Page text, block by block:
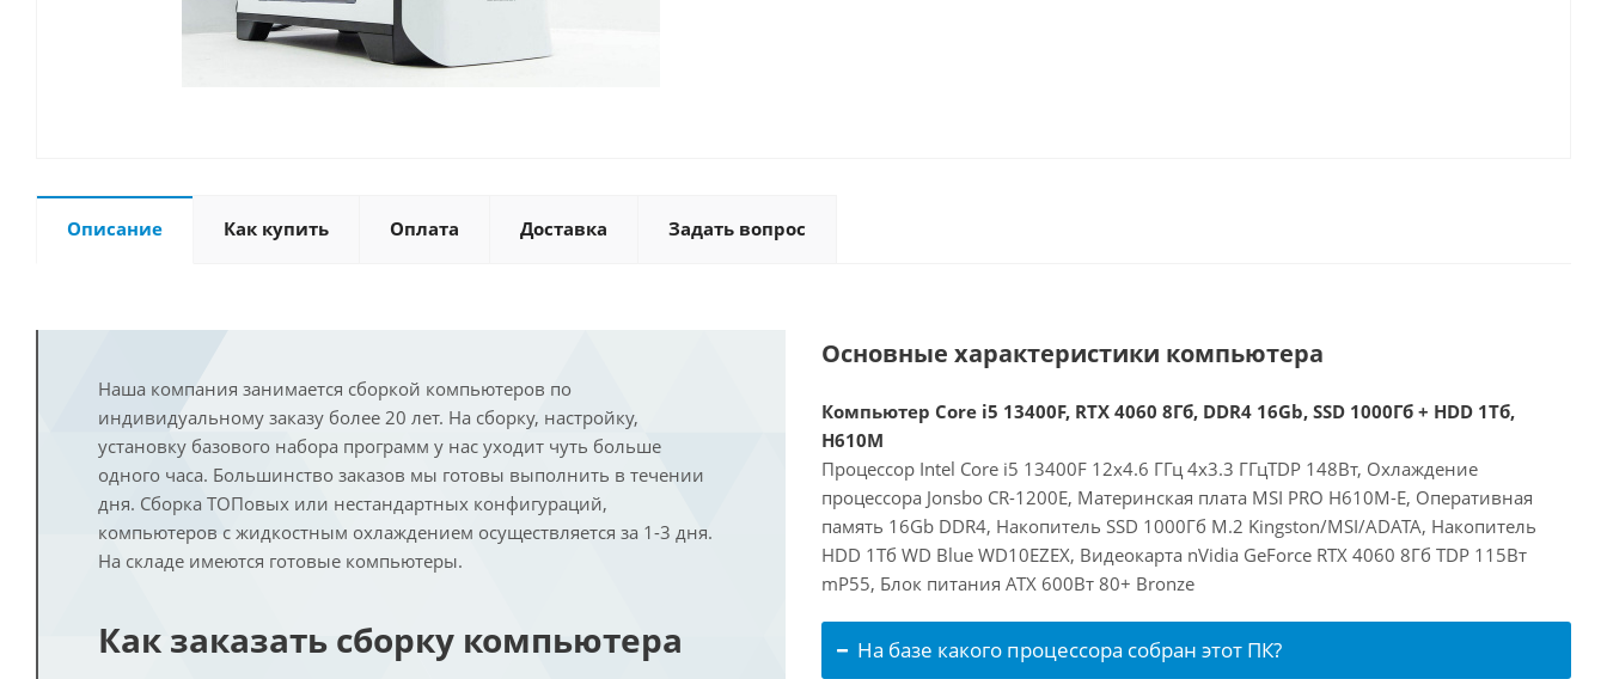
Описание Как купить Оплата Доставка Задать вопрос
Наша компания занимается сборкой компьютеров по
индивидуальному заказу более 20 лет. На сборку, настройку,
установку базового набора программ у нас уходит чуть больше
одного часа. Большинство заказов мы готовы выполнить в течении
дня. Сборка ТОПовых или нестандартных конфигураций,
компьютеров с жидкостным охлаждением осуществляется за 1-3 дня.
На складе имеются готовые компьютеры.
Как заказать сборку компьютера
Основные характеристики компьютера
Компьютер Core i5 13400F, RTX 4060 8Гб, DDR4 16Gb, SSD 1000Гб + HDD 1Тб,
H610M
Процессор Intel Core i5 13400F 12x4.6 ГГц 4x3.3 ГГцTDP 148Вт, Охлаждение
процессора Jonsbo CR-1200E, Материнская плата MSI PRO H610M-E, Оперативная
память 16Gb DDR4, Накопитель SSD 1000Гб M.2 Kingston/MSI/ADATA, Накопитель
HDD 1Тб WD Blue WD10EZEX, Видеокарта nVidia GeForce RTX 4060 8Гб TDP 115Вт
mP55, Блок питания ATX 600Вт 80+ Bronze
На базе какого процессора собран этот ПК?